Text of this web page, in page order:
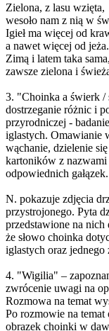
Zielona, z lasu wzięta,
wesoło nam z nią w
Igieł ma więcej od
a nawet więcej od jeża.
Zimą i latem taka sama,
zawsze zielona i
3. "Choinka a świerk /
dostrzeganie różnic i
przyrodniczej -
iglastych. Omawianie
wąchanie, dzielenie
kartoników z
odpowiednich gałązek.
N. pokazuje zdjęcia
przystrojonego. Pyta
przedstawione na
że słowo choinka
iglastych oraz
4. "Wigilia" –
zwrócenie uwagi na
Rozmowa na temat
Po rozmowie na
obrazek choinki w